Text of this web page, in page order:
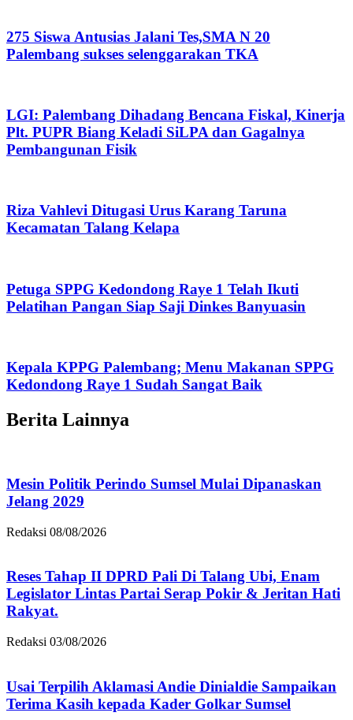
275 Siswa Antusias Jalani Tes,SMA N 20
Palembang sukses selenggarakan TKA
LGI: Palembang Dihadang Bencana Fiskal, Kinerja
Plt. PUPR Biang Keladi SiLPA dan Gagalnya
Pembangunan Fisik
Riza Vahlevi Ditugasi Urus Karang Taruna
Kecamatan Talang Kelapa
Petuga SPPG Kedondong Raye 1 Telah Ikuti
Pelatihan Pangan Siap Saji Dinkes Banyuasin
Kepala KPPG Palembang; Menu Makanan SPPG
Kedondong Raye 1 Sudah Sangat Baik
Berita Lainnya
Mesin Politik Perindo Sumsel Mulai Dipanaskan
Jelang 2029
Redaksi 08/08/2026
Reses Tahap II DPRD Pali Di Talang Ubi, Enam
Legislator Lintas Partai Serap Pokir & Jeritan Hati
Rakyat.
Redaksi 03/08/2026
Usai Terpilih Aklamasi Andie Dinialdie Sampaikan
Terima Kasih kepada Kader Golkar Sumsel